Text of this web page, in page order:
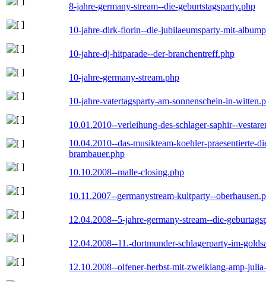
8-jahre-germany-stream--die-geburtstagsparty.php
10-jahre-dirk-florin--die-jubilaeumsparty-mit-
10-jahre-dj-hitparade--der-branchentreff.php
10-jahre-germany-stream.php
10-jahre-vatertagsparty-am-sonnenschein-in-
10.01.2010--verleihung-des-schlager-saphir--
10.04.2010--das-musikteam-koehler-praesentierte-
brambauer.php
10.10.2008--malle-closing.php
10.11.2007--germanystream-kultparty--
12.04.2008--5-jahre-germany-stream--die-
12.04.2008--11.-dortmunder-schlagerparty-im-
12.10.2008--olfener-herbst-mit-zweiklang-amp-